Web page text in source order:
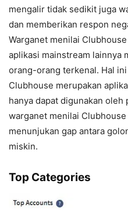
mengalir tidak sedikit juga
dan memberikan respon
Warganet menilai
aplikasi mainstream lainnya
orang-orang terkenal. Hal
Clubhouse merupakan
hanya dapat digunakan oleh
warganet menilai
menunjukan gap antara
miskin.
Top Categories